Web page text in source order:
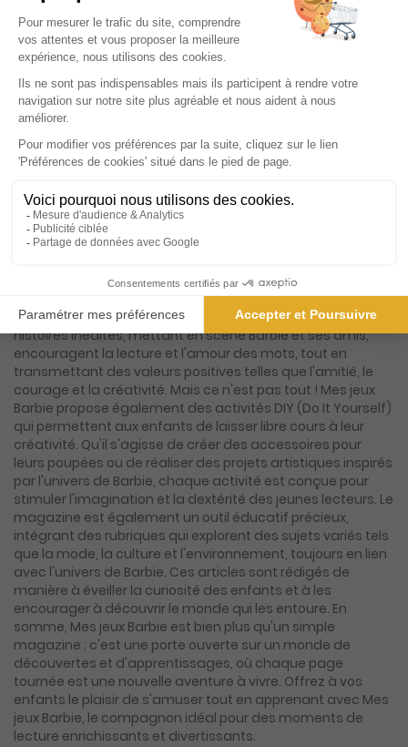
Présentation du magazine Mes Jeux Barbie
Découvrez le monde enchanteur de Mes jeux Barbie, un
magazine captivant qui promet de ravir les jeunes esprits
curieux et créatifs. Conçu spécialement pour les
passionnés de l'univers Barbie, ce magazine est une
véritable mine d'or d'activités ludiques et éducatives.
Chaque numéro est une invitation à plonger dans un
univers où l'imagination n'a pas de limites, offrant aux
enfants l'opportunité de s'évader tout en apprenant. Mes
jeux Barbie se distingue par sa diversité de contenus,
lecteurs pourront s'amuser avec des puzzles stimulants,
des jeux de mots captivants et des labyrinthes intrigants,
tout en développant leurs compétences cognitives. Les
histoires inédites, mettant en scène Barbie et ses amis,
encouragent la lecture et l'amour des mots, tout en
transmettant des valeurs positives telles que l'amitié, le
courage et la créativité. Mais ce n'est pas tout ! Mes jeux
Barbie propose également des activités DIY (Do It Yourself)
qui permettent aux enfants de laisser libre cours à leur
créativité. Qu'il s'agisse de créer des accessoires pour
leurs poupées ou de réaliser des projets artistiques inspirés
par l'univers de Barbie, chaque activité est conçue pour
stimuler l'imagination et la dextérité des jeunes lecteurs. Le
magazine est également un outil éducatif précieux,
intégrant des rubriques qui explorent des sujets variés tels
que la mode, la culture et l'environnement, toujours en lien
avec l'univers de Barbie. Ces articles sont rédigés de
manière à éveiller la curiosité des enfants et à les
encourager à découvrir le monde qui les entoure. En
somme, Mes jeux Barbie est bien plus qu'un simple
magazine : c'est une porte ouverte sur un monde de
découvertes et d'apprentissages, où chaque page
tournée est une nouvelle aventure à vivre. Offrez à vos
enfants le plaisir de s'amuser tout en apprenant avec Mes
jeux Barbie, le compagnon idéal pour des moments de
lecture enrichissants et divertissants.